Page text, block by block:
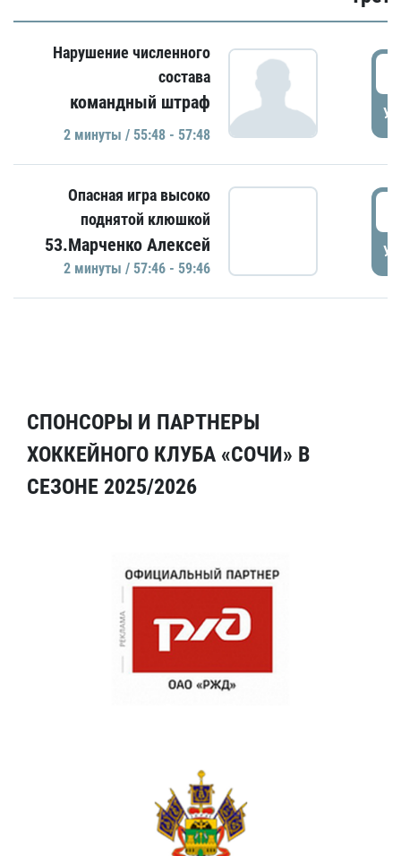
Нарушение численного
состава
командный штраф
2 минуты / 55:48 - 57:48
Опасная игра высоко
поднятой клюшкой
53.Марченко Алексей
2 минуты / 57:46 - 59:46
СПОНСОРЫ И ПАРТНЕРЫ
ХОККЕЙНОГО КЛУБА «СОЧИ» В
СЕЗОНЕ 2025/2026